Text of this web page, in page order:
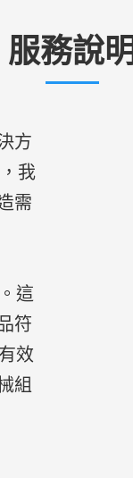
服務說明
方
我
需
這
符
效
組